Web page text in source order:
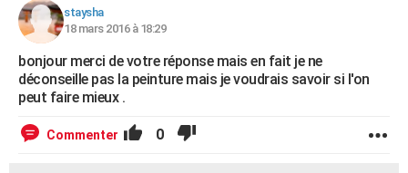
staysha
18 mars 2016 à 18:29
bonjour merci de votre réponse mais en fait je ne
déconseille pas la peinture mais je voudrais savoir si l'on
peut faire mieux .
Commenter 0